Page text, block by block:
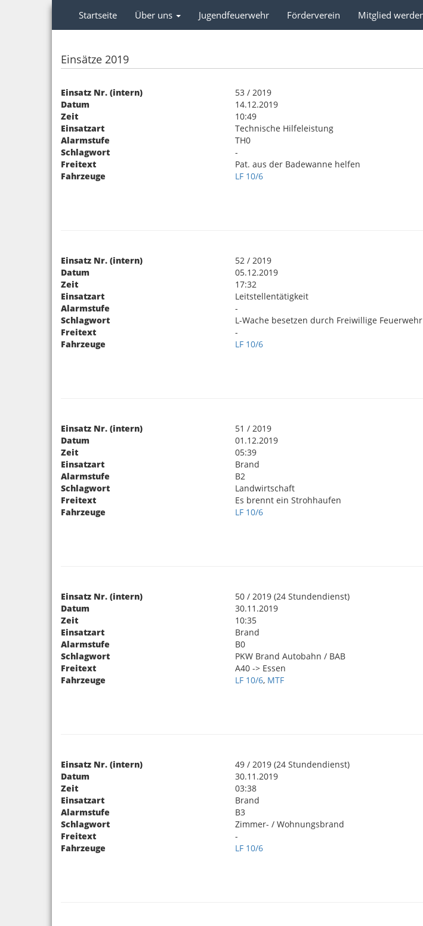
Startseite Über uns Jugendfeuerwehr Förderverein Mitglied
Einsätze 2019
Einsatz Nr. (intern)
53 / 2019
Datum
14.12.2019
Zeit
10:49
Einsatzart
Technische Hilfeleistung
Alarmstufe
TH0
Schlagwort
-
Freitext
Pat. aus der Badewanne helfen
Fahrzeuge
LF 10/6
Einsatz Nr. (intern)
52 / 2019
Datum
05.12.2019
Zeit
17:32
Einsatzart
Leitstellentätigkeit
Alarmstufe
-
Schlagwort
L-Wache besetzen durch Freiwillige Feuerwehr
Freitext
-
Fahrzeuge
LF 10/6
Einsatz Nr. (intern)
51 / 2019
Datum
01.12.2019
Zeit
05:39
Einsatzart
Brand
Alarmstufe
B2
Schlagwort
Landwirtschaft
Freitext
Es brennt ein Strohhaufen
Fahrzeuge
LF 10/6
Einsatz Nr. (intern)
50 / 2019 (24 Stundendienst)
Datum
30.11.2019
Zeit
10:35
Einsatzart
Brand
Alarmstufe
B0
Schlagwort
PKW Brand Autobahn / BAB
Freitext
A40 -> Essen
Fahrzeuge
LF 10/6, MTF
Einsatz Nr. (intern)
49 / 2019 (24 Stundendienst)
Datum
30.11.2019
Zeit
03:38
Einsatzart
Brand
Alarmstufe
B3
Schlagwort
Zimmer- / Wohnungsbrand
Freitext
-
Fahrzeuge
LF 10/6